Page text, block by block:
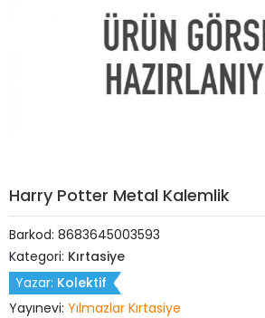
Harry Potter Metal Kalemlik
Barkod: 8683645003593
Kategori: Kırtasiye
Yazar: Kolektif
Yayınevi: Yılmazlar Kırtasiye